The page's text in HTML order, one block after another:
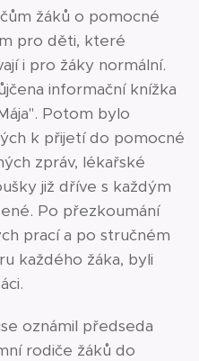
žáků o pomocné
pro děti, které
i pro žáky normální.
informační knížka
Potom bylo
k přijetí do pomocné
zpráv, lékařské
již dříve s každým
Po přezkoumání
prací a po stručném
každého žáka, byli
oznámil předseda
rodiče žáků do